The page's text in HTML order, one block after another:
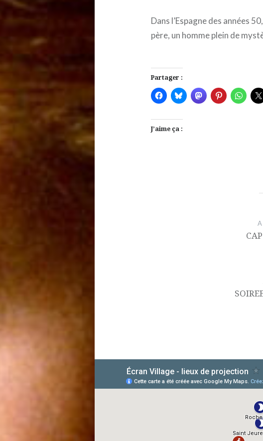
Dans l’Espagne des années
père, un homme plein de
Partager :
J’aime ça :